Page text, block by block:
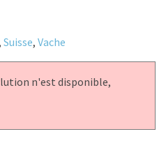
Suisse, Vache
n'est disponible,